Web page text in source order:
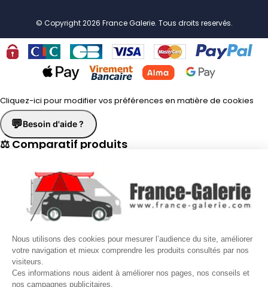
Nous utilisons des cookies pour mesurer l’audience du site, améliorer
votre navigation et mieux comprendre les produits consultés par nos
visiteurs.
Ces informations nous aident à améliorer nos pages, nos conseils et
nos campagnes publicitaires.
© Copyright 2026 France Galerie. Tous droits reservés.
Cliquez-ici pour modifier vos préférences en matière de cookies
💬Besoin d'aide ?
⚖ Comparatif produits
📋 Fiche technique
Demander un rappel
Nos conseillers vous rappellent duLundi au Vendredide8h30 à
17h30.